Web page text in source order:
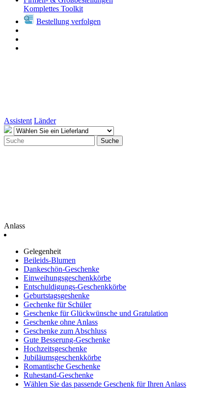
Komplettes Toolkit
Bestellung verfolgen
Assistent Länder
Suche
Anlass
Gelegenheit
Beileids-Blumen
Dankeschön-Geschenke
Einweihungsgeschenkkörbe
Entschuldigungs-Geschenkkörbe
Geburtstagsgeshenke
Gechenke für Schüler
Geschenke für Glückwünsche und Gratulation
Geschenke ohne Anlass
Geschenke zum Abschluss
Gute Besserung-Geschenke
Hochzeitsgeschenke
Jubiläumsgeschenkkörbe
Romantische Geschenke
Ruhestand-Geschenke
Wählen Sie das passende Geschenk für Ihren Anlass